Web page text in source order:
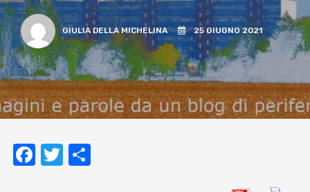
GIULIA DELLA MICHELINA 25 GIUGNO 2021
Facebook
Twitter